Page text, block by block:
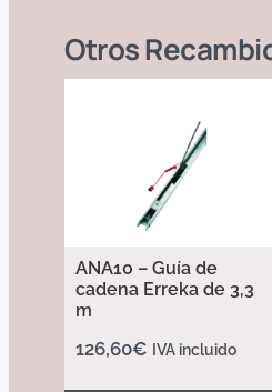
Otros
ANA10 – Guía de
cadena Erreka de 3,3
m
126,60€ IVA incluido